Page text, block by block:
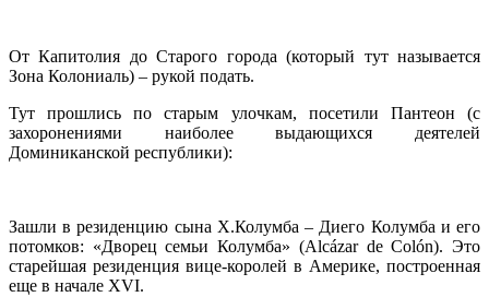
От Капитолия до Старого города (который тут называется
Зона Колониаль) – рукой подать.
Тут прошлись по старым улочкам, посетили Пантеон (с
захоронениями наиболее выдающихся деятелей
Доминиканской республики):
Зашли в резиденцию сына Х.Колумба – Диего Колумба и его
потомков: «Дворец семьи Колумба» (Alcázar de Colón). Это
старейшая резиденция вице-королей в Америке, построенная
еще в начале XVI.